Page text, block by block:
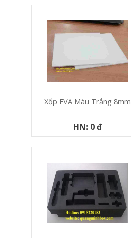
Xốp EVA Màu Trắng 8mm
HN: 0 đ